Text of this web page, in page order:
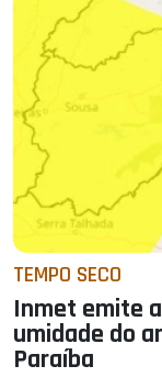
TEMPO SECO
Inmet emite
umidade do
Paraíba